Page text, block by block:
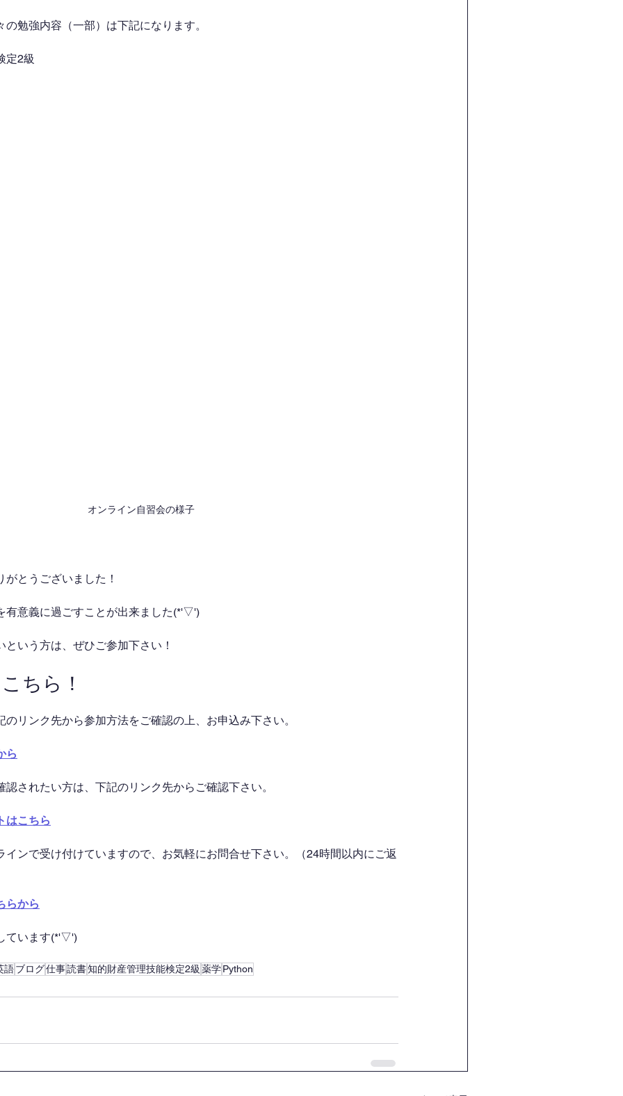
勉強内容（一部）は下記になります。
定2級
オンライン自習会の様子
とうございました！
有意義に過ごすことが出来ました(*'▽')
いう方は、ぜひご参加下さい！
ちら！
リンク先から参加方法をご確認の上、お申込み下さい。
ら
されたい方は、下記のリンク先からご確認下さい。
はこちら
インで受け付けていますので、お気軽にお問合せ下さい。（24時間以内にご返
らから
ています(*'▽')
語ブログ仕事読書知的財産管理技能検定2級 薬学Python